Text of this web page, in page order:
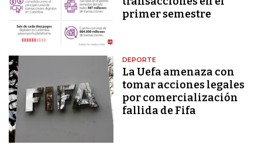
primer semestre
DEPORTE
La Uefa amenaza con
tomar acciones legales
por comercialización
fallida de Fifa